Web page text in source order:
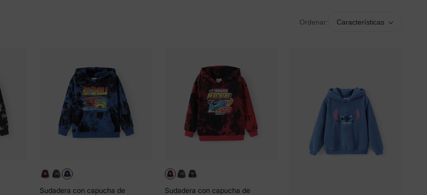
Ordenar: Características
Sudadera con capucha de
Sudadera con capucha de